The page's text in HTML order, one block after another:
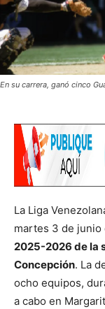
En su carrera, ganó cinco
La Liga
martes 3 de junio
2025-2026 de la
Concepción. La
ocho equipos,
a cabo en